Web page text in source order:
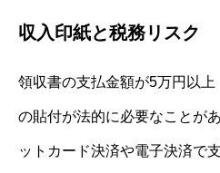
収入印紙と税務リスク
領収書の支払金額が5万円以
の貼付が法的に必要なことが
ットカード決済や電子決済で